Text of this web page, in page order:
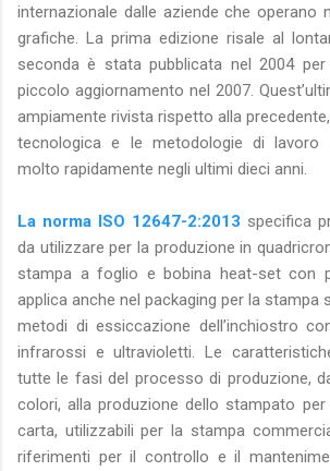
internazionale dalle aziende che operano
grafiche. La prima edizione risale al
seconda è stata pubblicata nel 2004
piccolo aggiornamento nel 2007.
ampiamente rivista rispetto alla
tecnologica e le metodologie di lavoro
molto rapidamente negli ultimi dieci anni.
La norma ISO 12647-2:2013 specifica
da utilizzare per la produzione in
stampa a foglio e bobina heat-set con
applica anche nel packaging per la stampa
metodi di essiccazione dell’inchiostro
infrarossi e ultravioletti. Le
tutte le fasi del processo di produzione,
colori, alla produzione dello stampato
carta, utilizzabili per la stampa
riferimenti per il controllo e il